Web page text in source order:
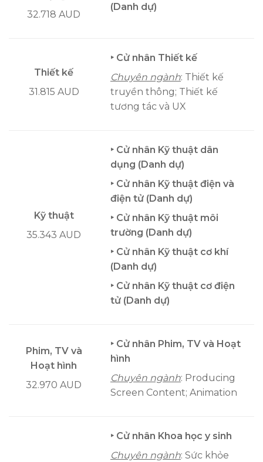
32.718 AUD
(Danh dự)
Thiết kế
31.815 AUD
‣ Cử nhân Thiết kế
Chuyên ngành: Thiết kế
truyền thông; Thiết kế
tương tác và UX
Kỹ thuật
35.343 AUD
‣ Cử nhân Kỹ thuật dân
dụng (Danh dự)
‣ Cử nhân Kỹ thuật điện và
điện tử (Danh dự)
‣ Cử nhân Kỹ thuật môi
trường (Danh dự)
‣ Cử nhân Kỹ thuật cơ khí
(Danh dự)
‣ Cử nhân Kỹ thuật cơ điện
tử (Danh dự)
Phim, TV và
Hoạt hình
32.970 AUD
‣ Cử nhân Phim, TV và Hoạt
hình
Chuyên ngành: Producing
Screen Content; Animation
‣ Cử nhân Khoa học y sinh
Chuyên ngành: Sức khỏe